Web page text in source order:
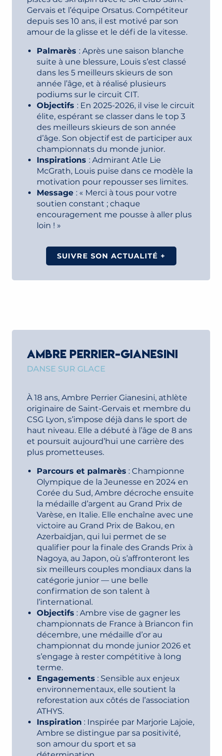
Gervais et l’équipe Orsatus. Compétiteur
depuis ses 10 ans, il est motivé par son
amour de la glisse et le défi de la vitesse.
Palmarès : Après une saison blanche
suite à une blessure, Louis s’est classé
dans les 5 meilleurs skieurs de son
année l’âge, et à réalisé plusieurs
podiums sur le circuit CIT.
Objectifs : En 2025-2026, il vise le circuit
élite, espérant se classer dans le top 3
des meilleurs skieurs de son année
d’âge. Son objectif est de participer aux
championnats du monde junior.
Inspirations : Admirant Atle Lie
McGrath, Louis puise dans ce modèle la
motivation pour repousser ses limites.
Message : « Merci à tous pour votre
soutien constant ; chaque
encouragement me pousse à aller plus
loin ! »
SUIVRE SON ACTUALITÉ +
AMBRE PERRIER-GIANESINI
DANSE SUR GLACE
À 18 ans, Ambre Perrier Gianesini, athlète
originaire de Saint-Gervais et membre du
CSG Lyon, s’impose déjà dans le sport de
haut niveau. Elle a débuté à l’âge de 8 ans
et poursuit aujourd’hui une carrière des
plus prometteuses.
Parcours et palmarès : Championne
Olympique de la Jeunesse en 2024 en
Corée du Sud, Ambre décroche ensuite
la médaille d’argent au Grand Prix de
Varèse, en Italie. Elle enchaîne avec une
victoire au Grand Prix de Bakou, en
Azerbaïdjan, qui lui permet de se
qualifier pour la finale des Grands Prix à
Nagoya, au Japon, où s’affronteront les
six meilleurs couples mondiaux dans la
catégorie junior — une belle
confirmation de son talent à
l’international.
Objectifs : Ambre vise de gagner les
championnats de France à Briancon fin
décembre, une médaille d’or au
championnat du monde junior 2026 et
s’engage à rester compétitive à long
terme.
Engagements : Sensible aux enjeux
environnementaux, elle soutient la
reforestation aux côtés de l’association
ATHYS.
Inspiration : Inspirée par Marjorie Lajoie,
Ambre se distingue par sa positivité,
son amour du sport et sa